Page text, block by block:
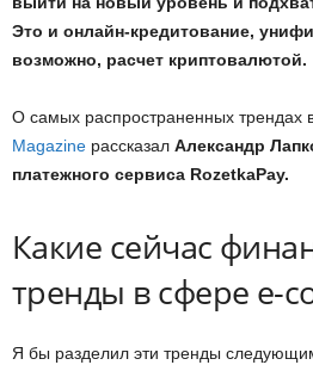
Это и онлайн-кредитование,
возможно, расчет криптовалютой.
О самых распространенных трендах
Magazine рассказал Александр
платежного сервиса RozetkaPay.
Какие сейчас
тренды в сфере е-
Я бы разделил эти тренды